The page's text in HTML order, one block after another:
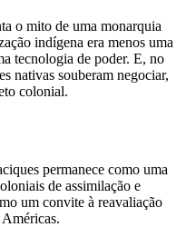
o mito de uma monarquia
indígena era menos uma
tecnologia de poder. E, no
nativas souberam negociar,
colonial.
permanece como uma
de assimilação e
um convite à reavaliação